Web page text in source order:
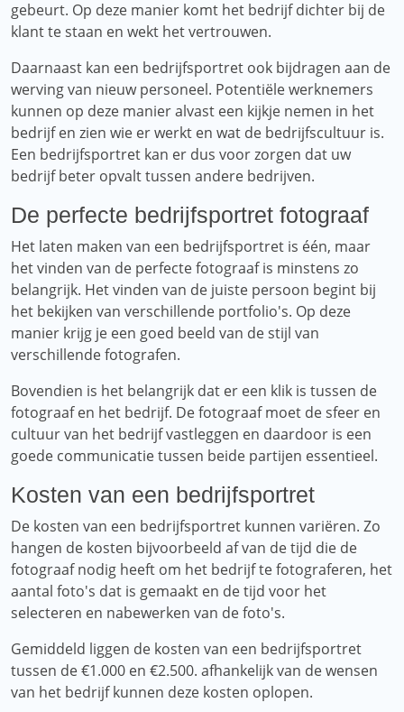
gebeurt. Op deze manier komt het bedrijf dichter bij de
klant te staan ​​en wekt het vertrouwen.
Daarnaast kan een bedrijfsportret ook bijdragen aan de
werving van nieuw personeel. Potentiële werknemers
kunnen op deze manier alvast een kijkje nemen in het
bedrijf en zien wie er werkt en wat de bedrijfscultuur is.
Een bedrijfsportret kan er dus voor zorgen dat uw
bedrijf beter opvalt tussen andere bedrijven.
De perfecte bedrijfsportret fotograaf
Het laten maken van een bedrijfsportret is één, maar
het vinden van de perfecte fotograaf is minstens zo
belangrijk. Het vinden van de juiste persoon begint bij
het bekijken van verschillende portfolio's. Op deze
manier krijg je een goed beeld van de stijl van
verschillende fotografen.
Bovendien is het belangrijk dat er een klik is tussen de
fotograaf en het bedrijf. De fotograaf moet de sfeer en
cultuur van het bedrijf vastleggen en daardoor is een
goede communicatie tussen beide partijen essentieel.
Kosten van een bedrijfsportret
De kosten van een bedrijfsportret kunnen variëren. Zo
hangen de kosten bijvoorbeeld af van de tijd die de
fotograaf nodig heeft om het bedrijf te fotograferen, het
aantal foto's dat is gemaakt en de tijd voor het
selecteren en nabewerken van de foto's.
Gemiddeld liggen de kosten van een bedrijfsportret
tussen de €1.000 en €2.500. afhankelijk van de wensen
van het bedrijf kunnen deze kosten oplopen.